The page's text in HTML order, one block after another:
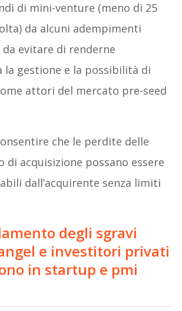
di mini-venture (meno di 25
da alcuni adempimenti
evitare di renderne
la gestione e la possibilità di
attori del mercato pre-seed
che le perdite delle
di acquisizione possano essere
dall’acquirente senza limiti
degli sgravi
e investitori privati
in startup e pmi